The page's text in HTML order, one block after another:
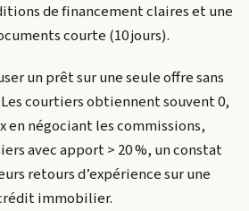
de financement claires et une
courte (10 jours).
un prêt sur une seule offre sans
courtiers obtiennent souvent 0,
en négociant les commissions,
avec apport > 20 %, un constat
retours d’expérience sur une
immobilier.